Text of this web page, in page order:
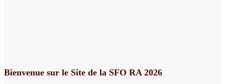
Bienvenue sur le Site de la SFO RA 2026